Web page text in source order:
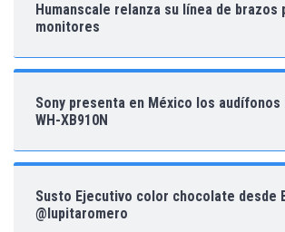
Humanscale relanza su línea de brazos
monitores
Sony presenta en México los audífonos
WH-XB910N
Susto Ejecutivo color chocolate desde
@lupitaromero